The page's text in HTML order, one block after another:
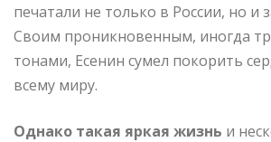
печатали не только в России, но и
Своим проникновенным, иногда
тонами, Есенин сумел покорить
всему миру.
Однако такая яркая жизнь и